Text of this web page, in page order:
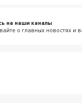
на наши каналы
о главных новостях и